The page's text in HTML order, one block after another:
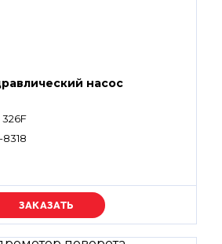
насос
326F
8318
Уточняйте цену